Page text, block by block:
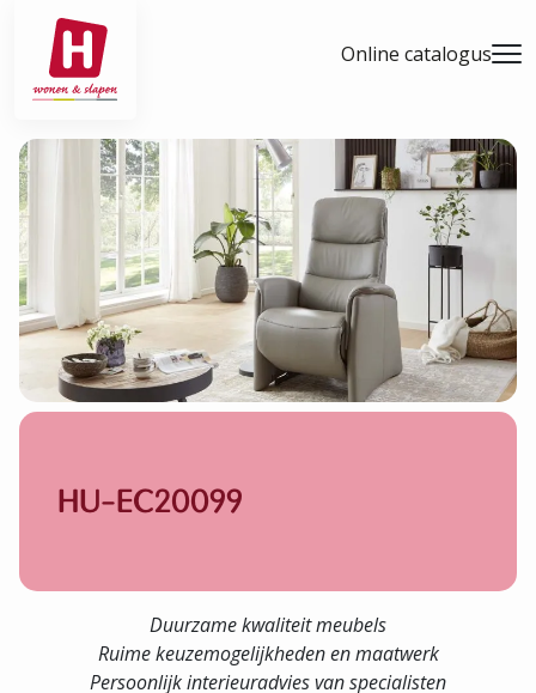
Online catalogus
HU-EC20099
Duurzame kwaliteit meubels
Ruime keuzemogelijkheden en maatwerk
Persoonlijk interieuradvies van specialisten